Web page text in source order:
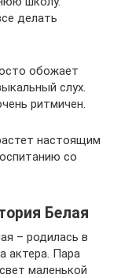
делать
обожает
слух.
ритмичен.
настоящим
со
Белая
– родилась в
актера. Пара
маленькой